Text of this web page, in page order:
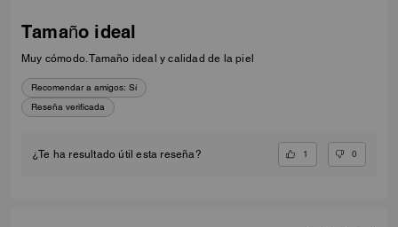
Tamaño ideal
Muy cómodo. Tamaño ideal y calidad de la piel
Recomendar a amigos: Sí
Reseña verificada
¿Te ha resultado útil esta reseña? 1 0